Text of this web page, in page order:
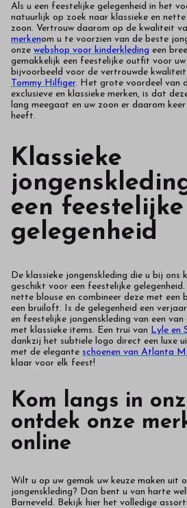
Als u een feestelijke gelegenheid in het
natuurlijk op zoek naar klassieke en
zoon. Vertrouw daarom op de kwaliteit
merkenom u te voorzien van de beste
onze webshop voor kinderkleding een
gemakkelijk een feestelijke outfit voor
bijvoorbeeld voor de vertrouwde
Tommy Hilfiger. Het grote voordeel van
exclusieve en klassieke merken, is dat
lang meegaat en uw zoon er daarom
heeft.
Klassieke
een feestelijke
gelegenheid
De klassieke jongenskleding die u bij ons
geschikt voor een feestelijke
nette blouse en combineer deze met een
een bruiloft. Is de gelegenheid een
en feestelijke jongenskleding van een van
met klassieke items. Een trui van Lyle en
dankzij het subtiele logo direct een luxe
met de elegante schoenen van Atlanta
klaar voor elk feest!
Kom langs in
ontdek onze
online
Wilt u op uw gemak uw keuze maken uit
jongenskleding? Dan bent u van harte
Barneveld. Bekijk hier het volledige